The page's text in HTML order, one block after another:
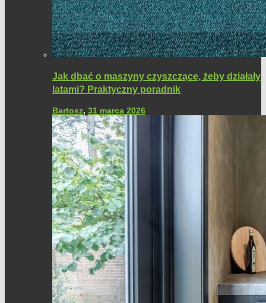
Jak dbać o maszyny czyszczące, żeby działały
latami? Praktyczny poradnik
Bartosz, 31 marca 2026